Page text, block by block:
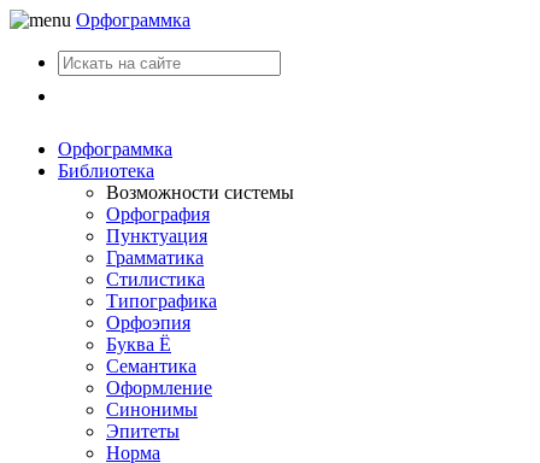
Орфограммка
Орфограммка
Библиотека
Возможности системы
Орфография
Пунктуация
Грамматика
Стилистика
Типографика
Орфоэпия
Буква Ё
Семантика
Оформление
Синонимы
Эпитеты
Норма